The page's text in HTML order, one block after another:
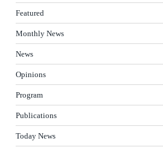
Featured
Monthly News
News
Opinions
Program
Publications
Today News